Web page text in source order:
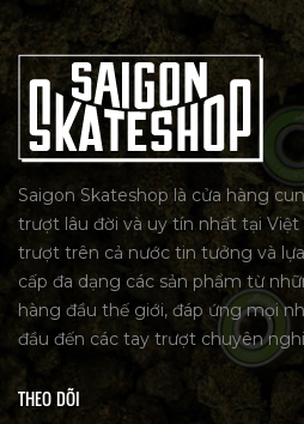
Saigon Skateshop là cửa hàng
trượt lâu đời và uy tín nhất tại
trượt trên cả nước tin tưởng và
cấp đa dạng các sản phẩm từ
hàng đầu thế giới, đáp ứng mọi
đầu đến các tay trượt chuyên
THEO DÕI